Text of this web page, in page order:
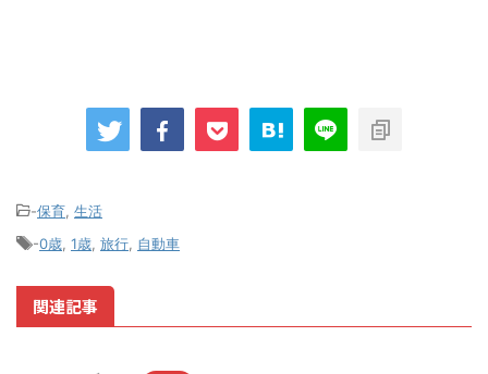
-保育 生活
-0歳 1歳 旅行 自動車
関連記事